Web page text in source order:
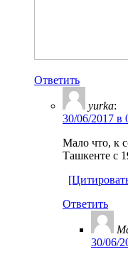
Ответить
yurka:
30/06/2017 в
Мало что, к
Ташкенте с
Ответить
30/06/